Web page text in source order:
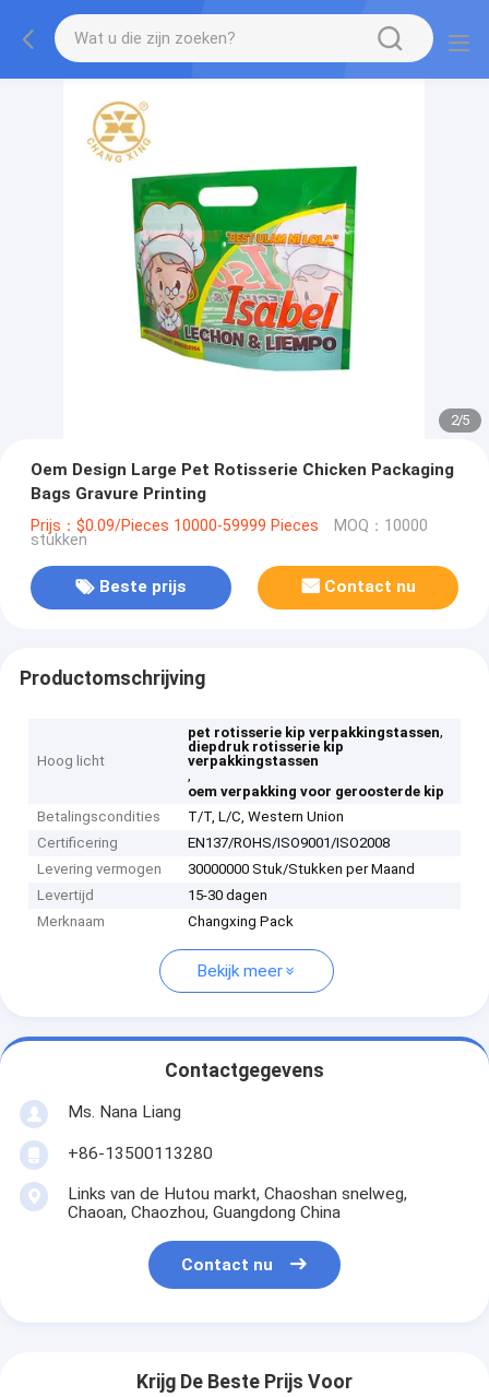
2/5
Oem Design Large Pet Rotisserie Chicken Packaging
Bags Gravure Printing
Prijs：$0.09/Pieces 10000-59999 Pieces MOQ：10000
stukken
Beste prijs Contact nu
Productomschrijving
Hoog licht
pet rotisserie kip verpakkingstassen,
diepdruk rotisserie kip
verpakkingstassen
,
oem verpakking voor geroosterde kip
Betalingscondities
T/T, L/C, Western Union
Certificering
EN137/ROHS/ISO9001/ISO2008
Levering vermogen
30000000 Stuk/Stukken per Maand
Levertijd
15-30 dagen
Merknaam
Changxing Pack
Bekijk meer
Contactgegevens
Ms. Nana Liang
+86-13500113280
Links van de Hutou markt, Chaoshan snelweg,
Chaoan, Chaozhou, Guangdong China
Contact nu
Krijg De Beste Prijs Voor